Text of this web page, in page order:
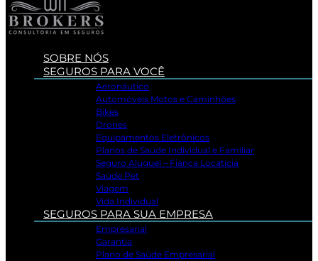
SOBRE NÓS
SEGUROS PARA VOCÊ
Aeronáutico
Automóveis Motos e Caminhões
Bikes
Drones
Equipamentos Eletrônicos
Planos de Saúde Individual e Familiar
Seguro Aluguel – Fiança Locatícia
Saúde Pet
Viagem
Vida Individual
SEGUROS PARA SUA EMPRESA
Empresarial
Garantia
Plano de Saúde Empresarial